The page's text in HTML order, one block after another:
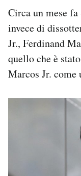
Circa un mese
invece di
Jr., Ferdinand
quello che è
Marcos Jr.